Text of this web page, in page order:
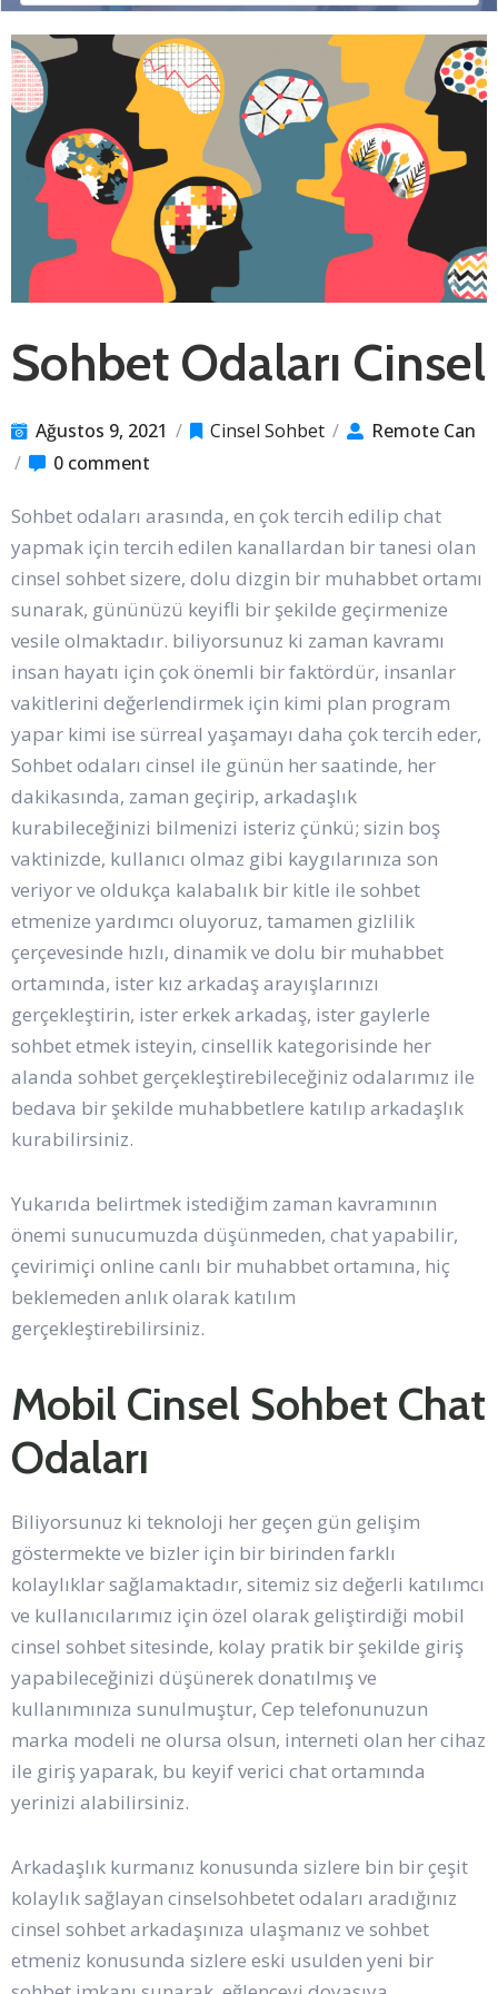
Sohbet Odaları Cinsel
Ağustos 9, 2021 / Cinsel Sohbet /
Remote Can
/
0 comment
Sohbet odaları arasında, en çok tercih edilip chat
yapmak için tercih edilen kanallardan bir tanesi olan
cinsel sohbet sizere, dolu dizgin bir muhabbet ortamı
sunarak, gününüzü keyifli bir şekilde geçirmenize
vesile olmaktadır. biliyorsunuz ki zaman kavramı
insan hayatı için çok önemli bir faktördür, insanlar
vakitlerini değerlendirmek için kimi plan program
yapar kimi ise sürreal yaşamayı daha çok tercih eder,
Sohbet odaları cinsel ile günün her saatinde, her
dakikasında, zaman geçirip, arkadaşlık
kurabileceğinizi bilmenizi isteriz çünkü; sizin boş
vaktinizde, kullanıcı olmaz gibi kaygılarınıza son
veriyor ve oldukça kalabalık bir kitle ile sohbet
etmenize yardımcı oluyoruz, tamamen gizlilik
çerçevesinde hızlı, dinamik ve dolu bir muhabbet
ortamında, ister kız arkadaş arayışlarınızı
gerçekleştirin, ister erkek arkadaş, ister gaylerle
sohbet etmek isteyin, cinsellik kategorisinde her
alanda sohbet gerçekleştirebileceğiniz odalarımız ile
bedava bir şekilde muhabbetlere katılıp arkadaşlık
kurabilirsiniz.
Yukarıda belirtmek istediğim zaman kavramının
önemi sunucumuzda düşünmeden, chat yapabilir,
çevirimiçi online canlı bir muhabbet ortamına, hiç
beklemeden anlık olarak katılım
gerçekleştirebilirsiniz.
Mobil Cinsel Sohbet Chat
Odaları
Biliyorsunuz ki teknoloji her geçen gün gelişim
göstermekte ve bizler için bir birinden farklı
kolaylıklar sağlamaktadır, sitemiz siz değerli katılımcı
ve kullanıcılarımız için özel olarak geliştirdiği mobil
cinsel sohbet sitesinde, kolay pratik bir şekilde giriş
yapabileceğinizi düşünerek donatılmış ve
kullanımınıza sunulmuştur, Cep telefonunuzun
marka modeli ne olursa olsun, interneti olan her cihaz
ile giriş yaparak, bu keyif verici chat ortamında
yerinizi alabilirsiniz.
Arkadaşlık kurmanız konusunda sizlere bin bir çeşit
kolaylık sağlayan cinselsohbetet odaları aradığınız
cinsel sohbet arkadaşınıza ulaşmanız ve sohbet
etmeniz konusunda sizlere eski usulden yeni bir